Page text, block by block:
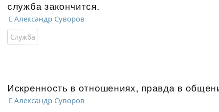
служба закончится.
Александр Суворов
Служба
Искренность в отношениях, правда в
Александр Суворов